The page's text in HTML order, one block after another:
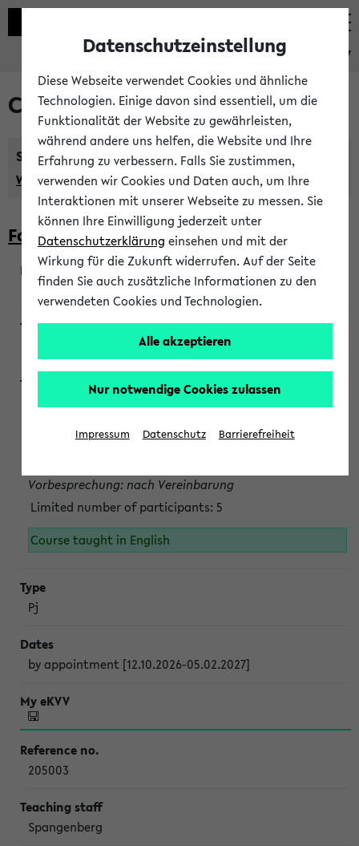
eKVV
Courses taught in English
Semester:
WiSe 2026/2027 SoSe 2026 Previous...
Faculty of Biology
200923
Wendisch, Peters-Wendisch, Stegelmann
Projektmodul "Bakterielle Biotechnologie"
Persönliche Anmeldung beim Veranstalter ist unbedingt
Vorbesprechung: nach Vereinbarung
Limited number of participants: 5
Course taught in English
Pj
by appointment [12.10.2026-05.02.2027]
205003
Spangenberg
Datenschutzeinstellung
Diese Webseite verwendet Cookies und ähnliche
Technologien. Einige davon sind essentiell, um die
Funktionalität der Website zu gewährleisten,
während andere uns helfen, die Website und Ihre
Erfahrung zu verbessern. Falls Sie zustimmen,
verwenden wir Cookies und Daten auch, um Ihre
Interaktionen mit unserer Webseite zu messen. Sie
können Ihre Einwilligung jederzeit unter
Datenschutzerklärung einsehen und mit der
Wirkung für die Zukunft widerrufen. Auf der Seite
finden Sie auch zusätzliche Informationen zu den
verwendeten Cookies und Technologien.
Alle akzeptieren
Nur notwendige Cookies zulassen
Impressum Datenschutz Barrierefreiheit